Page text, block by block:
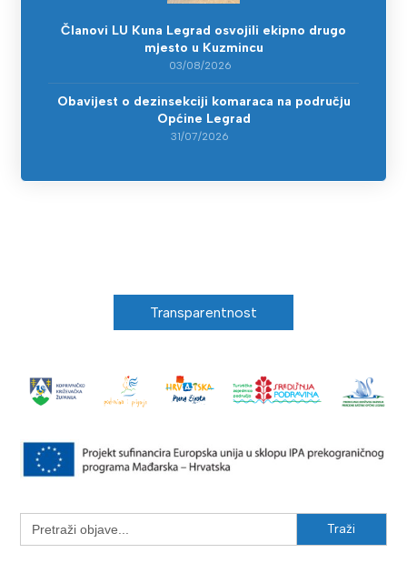
Članovi LU Kuna Legrad osvojili ekipno drugo
mjesto u Kuzmincu
03/08/2026
Obavijest o dezinsekciji komaraca na području
Općine Legrad
31/07/2026
Transparentnost
Search
for: